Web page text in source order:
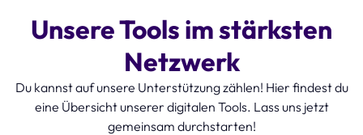
Unsere Tools im stärksten
Netzwerk
Du kannst auf unsere Unterstützung zählen! Hier findest du
eine Übersicht unserer digitalen Tools. Lass uns jetzt
gemeinsam durchstarten!